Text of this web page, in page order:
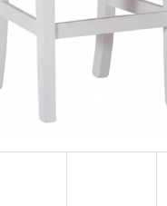
HOME SIL25